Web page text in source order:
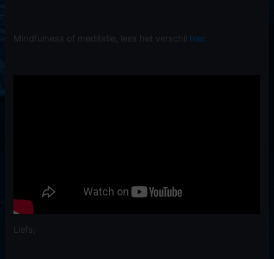
Mindfulness of meditatie, lees het verschil hier.
Liefs,